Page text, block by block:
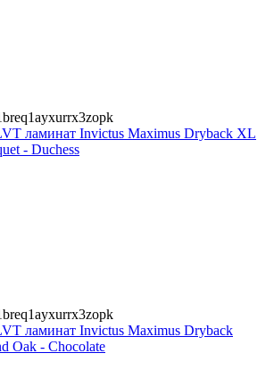
ламинат Invictus Maximus Dryback XL
- Duchess
ламинат Invictus Maximus Dryback
Oak - Chocolate